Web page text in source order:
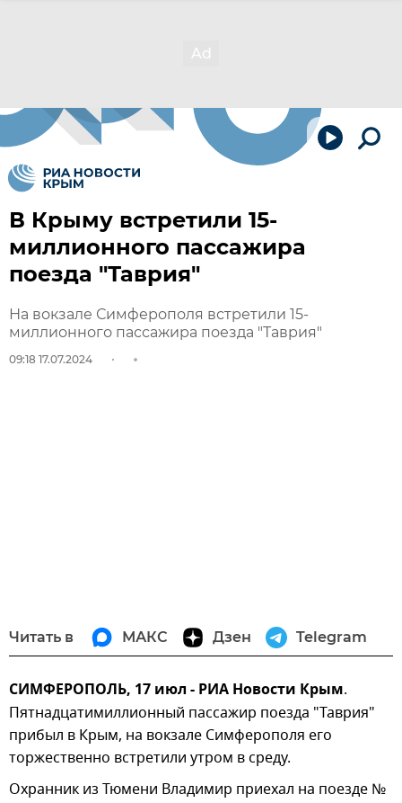
В Крыму встретили 15-
миллионного пассажира
поезда "Таврия"
На вокзале Симферополя встретили 15-
миллионного пассажира поезда "Таврия"
09:18 17.07.2024
Читать в МАКС Дзен Telegram
СИМФЕРОПОЛЬ, 17 июл - РИА Новости Крым.
Пятнадцатимиллионный пассажир поезда "Таврия"
прибыл в Крым, на вокзале Симферополя его
торжественно встретили утром в среду.
Охранник из Тюмени Владимир приехал на поезде №